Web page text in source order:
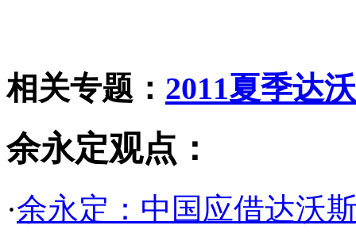
相关专题： 2011夏季达
余永定观点：
·余永定：中国应借达沃